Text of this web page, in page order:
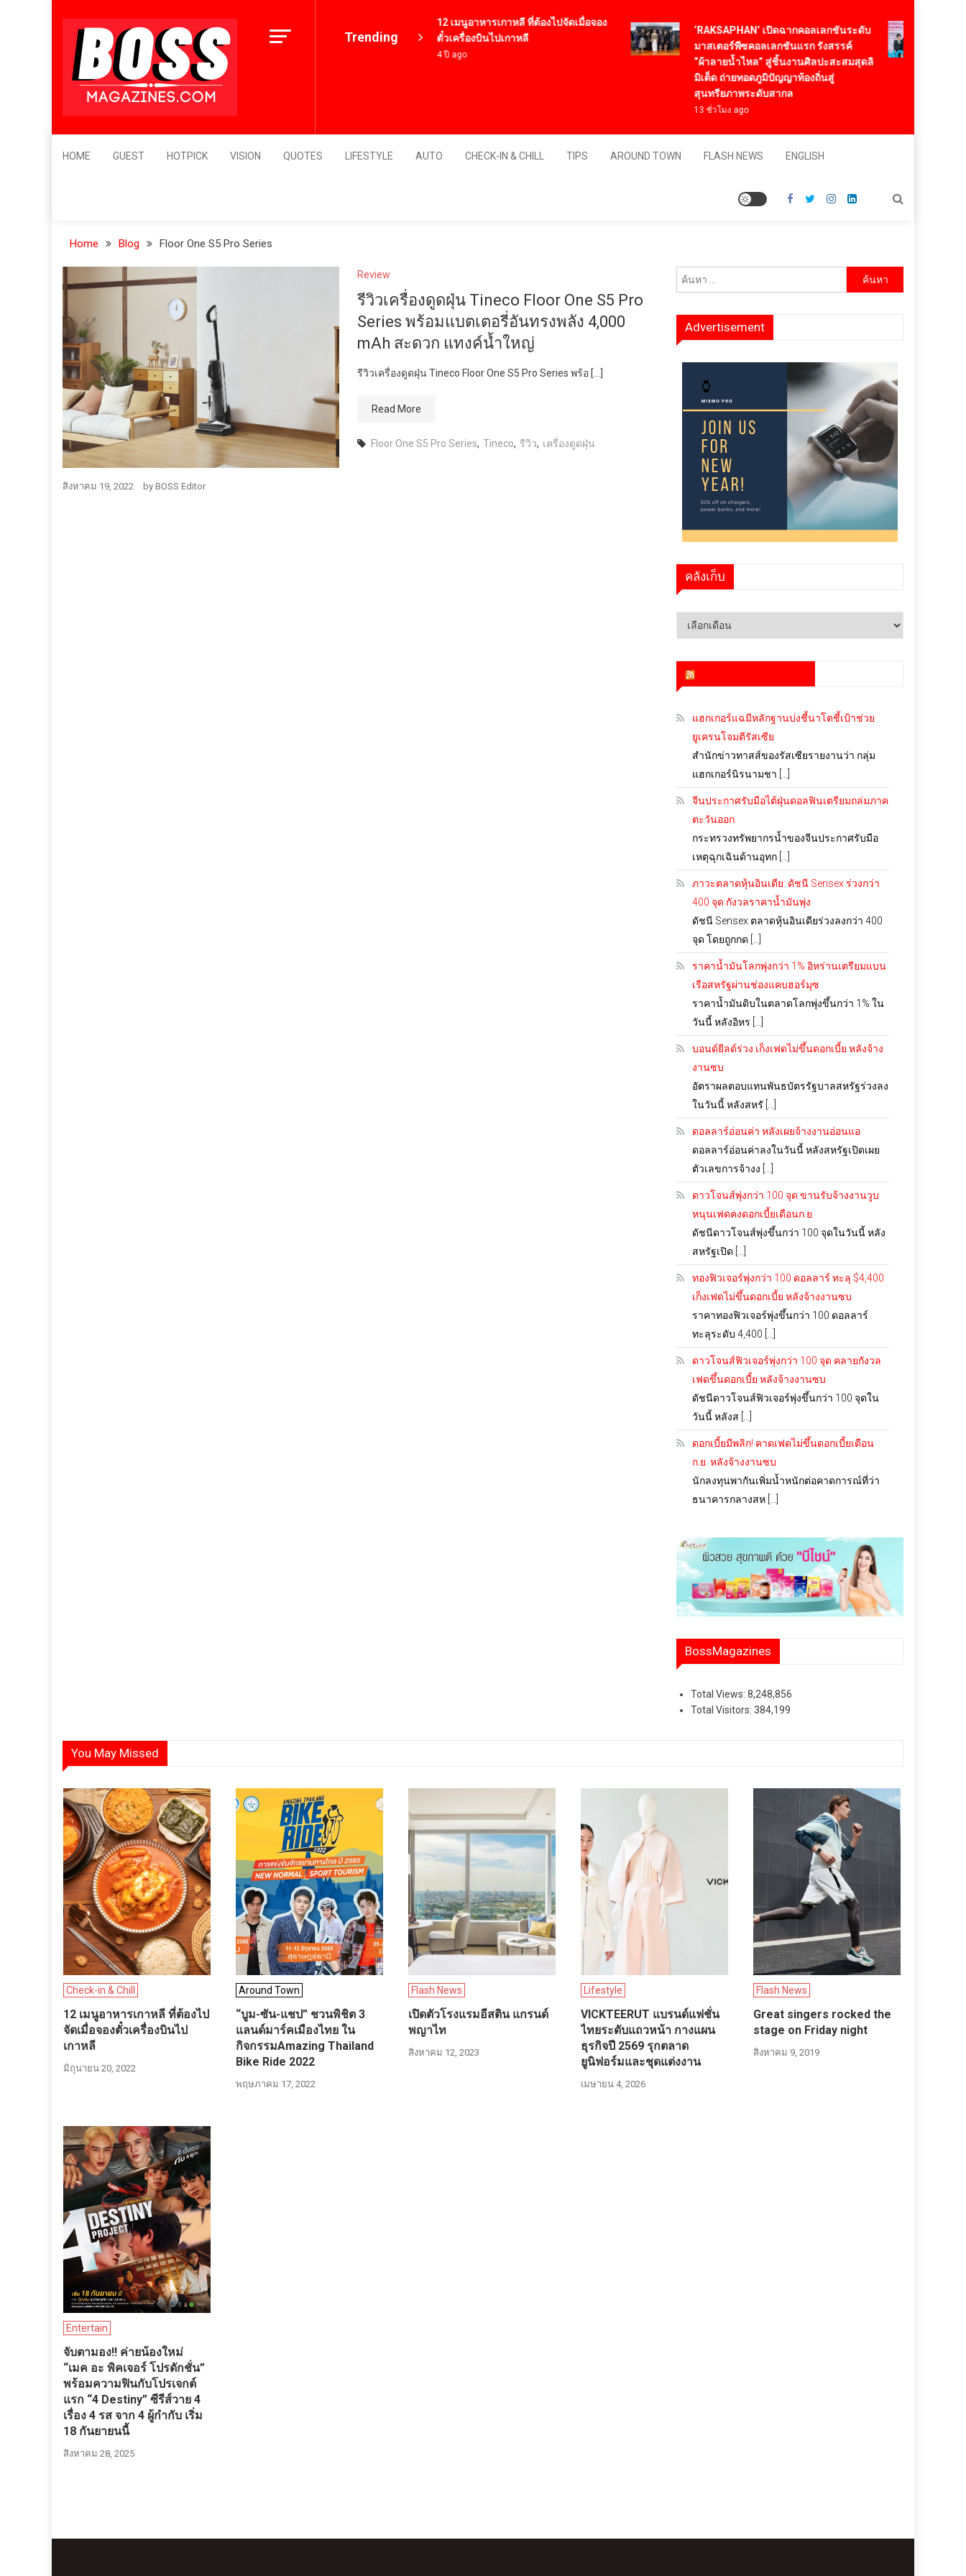
content
BossMagazinesThailand
Leader's Vision
Trending
12 เมนูอาหารเกาหลี ที่ต้องไปจัดเมื่อจอง
ตั๋วเครื่องบินไปเกาหลี
4 ปี ago
‘RAKSAPHAN’ เปิดฉากคอลเลกชันระดับ
มาสเตอร์พีซคอลเลกชันแรก รังสรรค์
“ผ้าลายน้ำไหล” สู่ชิ้นงานศิลปะสะสมสุดลิ
มิเต็ด ถ่ายทอดภูมิปัญญาท้องถิ่นสู่
สุนทรียภาพระดับสากล
13 ชั่วโมง ago
HOME GUEST HOTPICK VISION QUOTES LIFESTYLE AUTO CHECK-IN & CHILL TIPS AROUND TOWN FLASH NEWS ENGLISH
Home Blog Floor One S5 Pro Series
Review
รีวิวเครื่องดูดฝุ่น Tineco Floor One S5 Pro
Series พร้อมแบตเตอรี่อันทรงพลัง 4,000
mAh สะดวก แทงค์น้ำใหญ่
รีวิวเครื่องดูดฝุ่น Tineco Floor One S5 Pro Series พร้อ […]
Read More
Floor One S5 Pro Series, Tineco, รีวิว​, เครื่องดูดฝุ่น
สิงหาคม 19, 2022 by BOSS Editor
ค้นหา
Advertisement
คลังเก็บ
คลัง
แฮกเกอร์แฉมีหลักฐานบ่งชี้นาโตชี้เป้าช่วย
ยูเครนโจมตีรัสเซีย
สำนักข่าวทาสส์ของรัสเซียรายงานว่า กลุ่ม
แฮกเกอร์นิรนามชา […]
จีนประกาศรับมือไต้ฝุ่นดอลฟินเตรียมถล่มภาค
ตะวันออก
กระทรวงทรัพยากรน้ำของจีนประกาศรับมือ
เหตุฉุกเฉินด้านอุทก […]
ภาวะตลาดหุ้นอินเดีย: ดัชนี Sensex ร่วงกว่า
400 จุด กังวลราคาน้ำมันพุ่ง
ดัชนี Sensex ตลาดหุ้นอินเดียร่วงลงกว่า 400
จุด โดยถูกกด […]
ราคาน้ำมันโลกพุ่งกว่า 1% อิหร่านเตรียมแบน
เรือสหรัฐผ่านช่องแคบฮอร์มุซ
ราคาน้ำมันดิบในตลาดโลกพุ่งขึ้นกว่า 1% ใน
วันนี้ หลังอิหร […]
บอนด์ยีลด์ร่วง เก็งเฟดไม่ขึ้นดอกเบี้ย หลังจ้าง
งานซบ
อัตราผลตอบแทนพันธบัตรรัฐบาลสหรัฐร่วงลง
ในวันนี้ หลังสหรั […]
ดอลลาร์อ่อนค่า หลังเผยจ้างงานอ่อนแอ
ดอลลาร์อ่อนค่าลงในวันนี้ หลังสหรัฐเปิดเผย
ตัวเลขการจ้างง […]
ดาวโจนส์พุ่งกว่า 100 จุด ขานรับจ้างงานวูบ
หนุนเฟดคงดอกเบี้ยเดือนก.ย.
ดัชนีดาวโจนส์พุ่งขึ้นกว่า 100 จุดในวันนี้ หลัง
สหรัฐเปิด […]
ทองฟิวเจอร์พุ่งกว่า 100 ดอลลาร์ ทะลุ $4,400
เก็งเฟดไม่ขึ้นดอกเบี้ย หลังจ้างงานซบ
ราคาทองฟิวเจอร์พุ่งขึ้นกว่า 100 ดอลลาร์
ทะลุระดับ 4,400 […]
ดาวโจนส์ฟิวเจอร์พุ่งกว่า 100 จุด คลายกังวล
เฟดขึ้นดอกเบี้ย หลังจ้างงานซบ
ดัชนีดาวโจนส์ฟิวเจอร์พุ่งขึ้นกว่า 100 จุดใน
วันนี้ หลังส […]
ดอกเบี้ยมีพลิก! คาดเฟดไม่ขึ้นดอกเบี้ยเดือน
ก.ย. หลังจ้างงานซบ
นักลงทุนพากันเพิ่มน้ำหนักต่อคาดการณ์ที่ว่า
ธนาคารกลางสห […]
BossMagazines
Total Views:8,248,856
Total Visitors:384,199
You May Missed
Check-in & Chill
12 เมนูอาหารเกาหลี ที่ต้องไป
จัดเมื่อจองตั๋วเครื่องบินไป
เกาหลี
มิถุนายน 20, 2022
Around Town
“บูม-ซัน-แชป” ชวนพิชิต 3
แลนด์มาร์คเมืองไทย ใน
กิจกรรม​Amazing Thailand
Bike Ride 2022
พฤษภาคม 17, 2022
Flash News
เปิดตัวโรงแรมอีสติน แกรนด์
พญาไท
สิงหาคม 12, 2023
Lifestyle
VICKTEERUT แบรนด์แฟชั่น
ไทยระดับแถวหน้า กางแผน
ธุรกิจปี 2569 รุกตลาด
ยูนิฟอร์มและชุดแต่งงาน
เมษายน 4, 2026
Flash News
Great singers rocked the
stage on Friday night
สิงหาคม 9, 2019
Entertain
จับตามอง!! ค่ายน้องใหม่
“เมค อะ พิคเจอร์ โปรดักชั่น”
พร้อมความฟินกับโปรเจกต์
แรก “4 Destiny” ซีรีส์วาย 4
เรื่อง 4 รส จาก 4 ผู้กำกับ เริ่ม
18 กันยายนนี้
สิงหาคม 28, 2025